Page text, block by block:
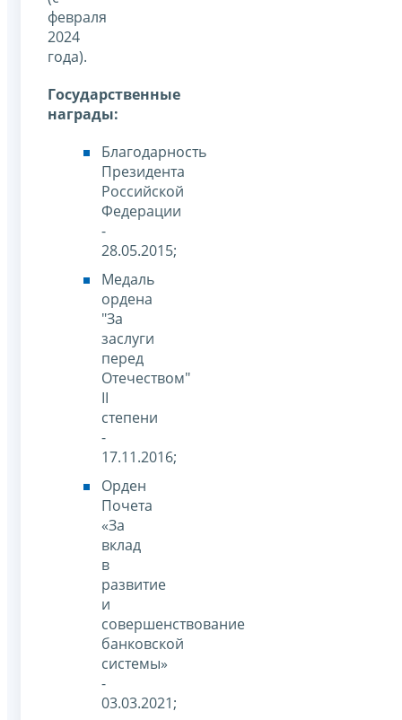
февраля
2024
года).
Государственные
награды:
Благодарность
Президента
Российской
Федерации
-
28.05.2015;
Медаль
ордена
"За
заслуги
перед
Отечеством"
II
степени
-
17.11.2016;
Орден
Почета
«За
вклад
в
развитие
и
совершенствование
банковской
системы»
-
03.03.2021;